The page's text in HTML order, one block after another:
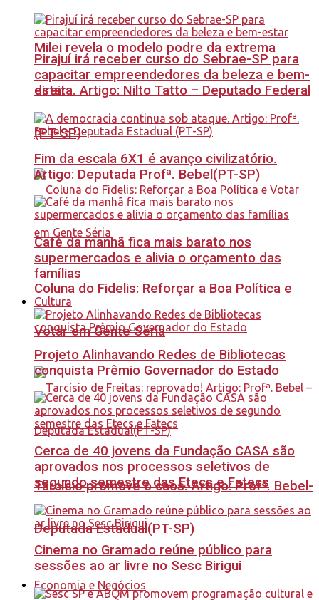
Milei revela o modelo podre da extrema
direita. Artigo: Nilto Tatto – Deputado Federal
(PT-SP)
Coluna do Fidelis: Reforçar a Boa Política e
Votar em Gente Séria
Tarcísio promove o caos. Artigo: Profª. Bebel-
Deputada Estadual(PT-SP)
Economia e Negócios
Pirajuí irá receber curso do Sebrae-SP para
capacitar empreendedores da beleza e bem-
estar
Fim da escala 6X1 é avanço civilizatório.
Artigo: Deputada Profª. Bebel(PT-SP)
Café da manhã fica mais barato nos
supermercados e alivia o orçamento das
famílias
Cultura
Projeto Alinhavando Redes de Bibliotecas
conquista Prêmio Governador do Estado
Cerca de 40 jovens da Fundação CASA são
aprovados nos processos seletivos de
segundo semestre das Etecs e Fatecs
Cinema no Gramado reúne público para
sessões ao ar livre no Sesc Birigui